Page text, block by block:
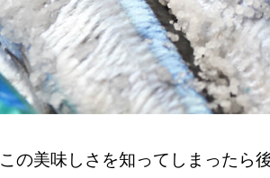
この美味しさを知ってしまったら